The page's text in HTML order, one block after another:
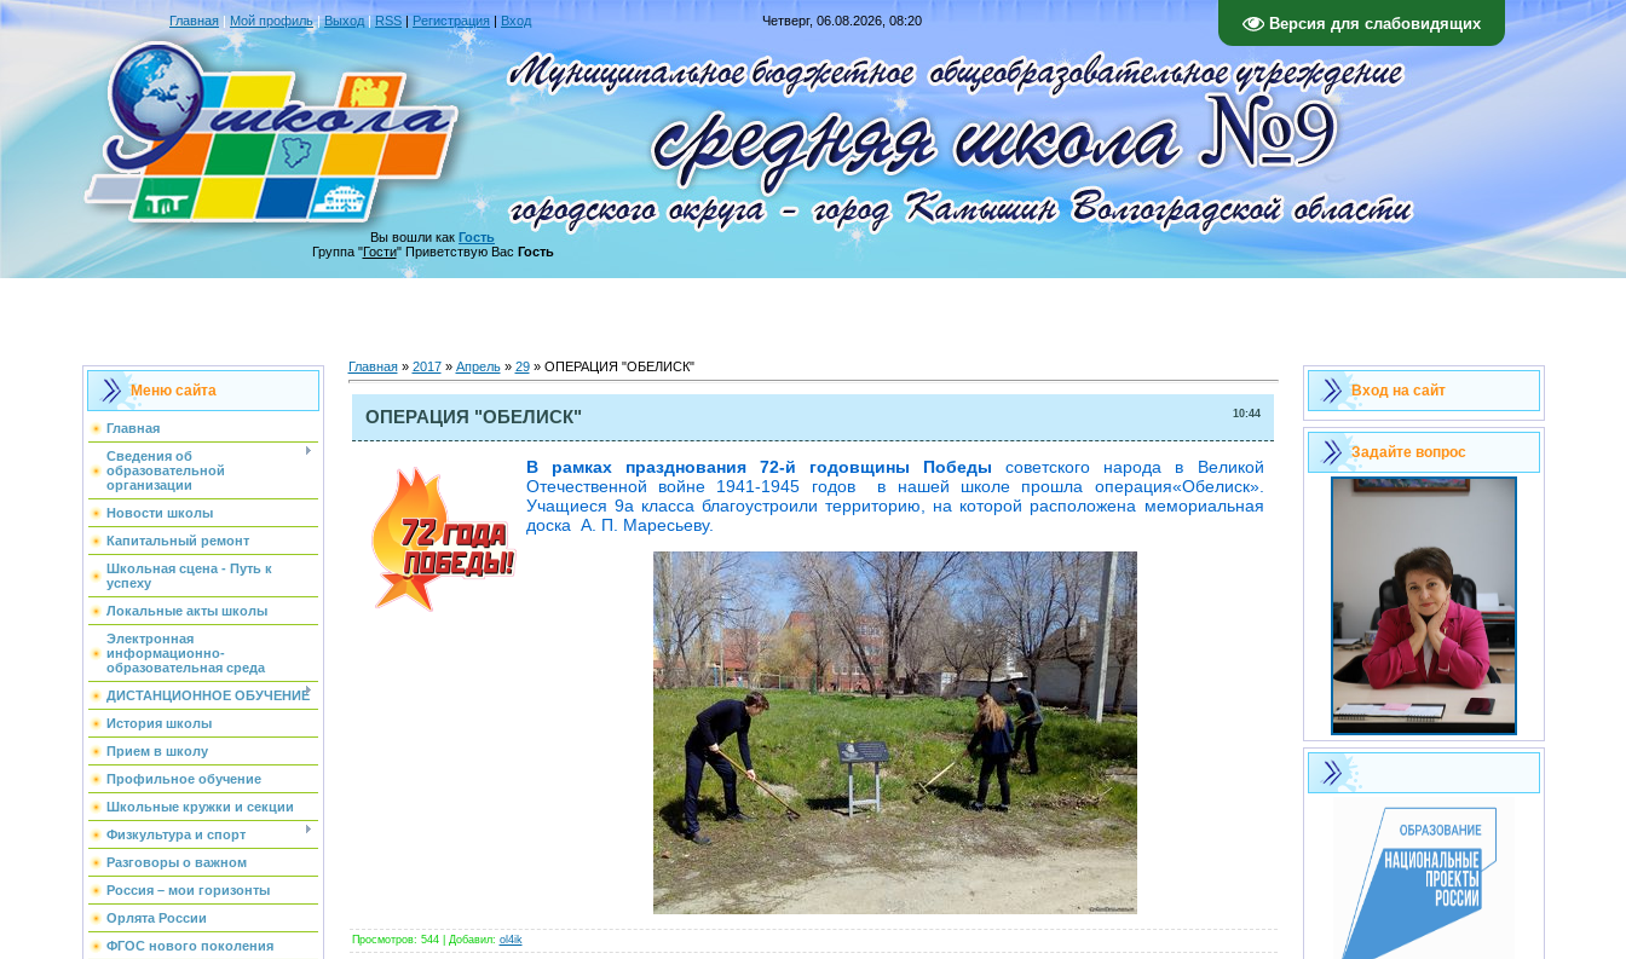
Версия для слабовидящих
Главная | Мой профиль|Выход| RSS| Регистрация | Вход Четверг, 06.08.2026, 08:20
Вы вошли как Гость
Группа "Гости" Приветствую Вас Гость
Меню сайта
Главная
Сведения об
образовательной
организации
Новости школы
Капитальный ремонт
Школьная сцена - Путь к
успеху
Локальные акты школы
Электронная
информационно-
образовательная среда
ДИСТАНЦИОННОЕ ОБУЧЕНИЕ
История школы
Прием в школу
Профильное обучение
Школьные кружки и секции
Физкультура и спорт
Разговоры о важном
Россия – мои горизонты
Орлята России
ФГОС нового поколения
Главная» 2017 » Апрель » 29» ОПЕРАЦИЯ "ОБЕЛИСК"
10:44
ОПЕРАЦИЯ "ОБЕЛИСК"
В рамках празднования 72-й годовщины Победы советского народа в Великой
Отечественной войне 1941-1945 годов в нашей школе прошла операция«Обелиск».
Учащиеся 9а класса благоустроили территорию, на которой расположена мемориальная
доска А. П. Маресьеву.
Просмотров: 544| Добавил: ol4ik
Вход на сайт
Задайте вопрос